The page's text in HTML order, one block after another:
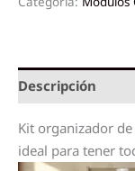
Descripción
Kit organizador
ideal para tener